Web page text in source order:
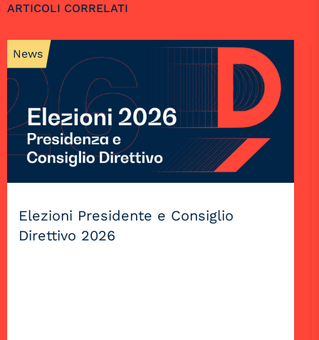
ARTICOLI CORRELATI
News
Elezioni Presidente e Consiglio
Direttivo 2026